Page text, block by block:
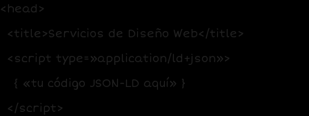
<head>
<title>Servicios de Diseño Web</title>
<script type=»application/ld+json»>
{ «tu código JSON-LD aquí» }
</script>